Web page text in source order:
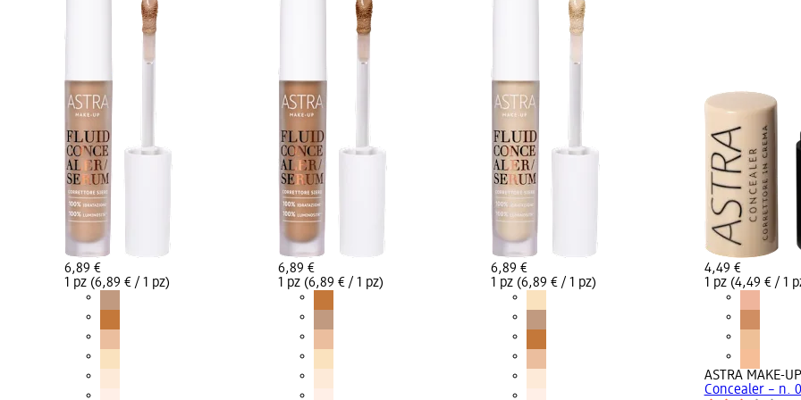
6,89 €
1 pz (6,89 € / 1 pz)
6,89 €
1 pz (6,89 € / 1 pz)
6,89 €
1 pz (6,89 € / 1 pz)
4,49 €
1 pz (4,49 € / 1
ASTRA MAKE-UP
Concealer – n.